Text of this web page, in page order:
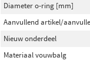
Diameter o-ring [mm]
Aanvullend artikel/
Nieuw onderdeel
Materiaal vouwbalg